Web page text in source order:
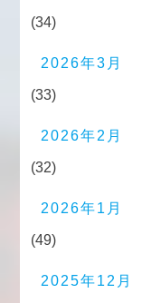
(34)
2026年3月
(33)
2026年2月
(32)
2026年1月
(49)
2025年12月